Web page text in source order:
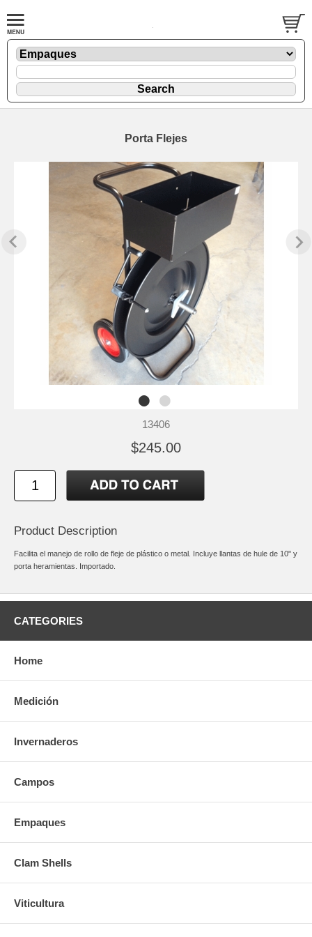
Porta Flejes
13406
$245.00
Product Description
Facilita el manejo de rollo de fleje de plástico o metal. Incluye llantas de hule de 10" y
porta heramientas. Importado.
CATEGORIES
Home
Medición
Invernaderos
Campos
Empaques
Clam Shells
Viticultura